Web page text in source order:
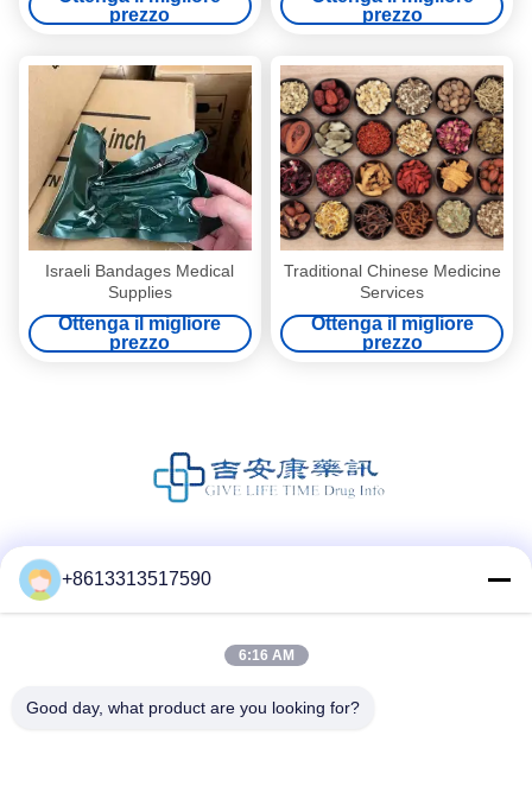
cancro del colon-retto
prezzo
media diffuso H3 K27M-
mutante progressivo
prezzo
Israeli Bandages Medical
Supplies
Ottenga il migliore
prezzo
Traditional Chinese Medicine
Services
Ottenga il migliore
prezzo
Social media
+8613313517590
6:16 AM
Good day, what product are you looking for?